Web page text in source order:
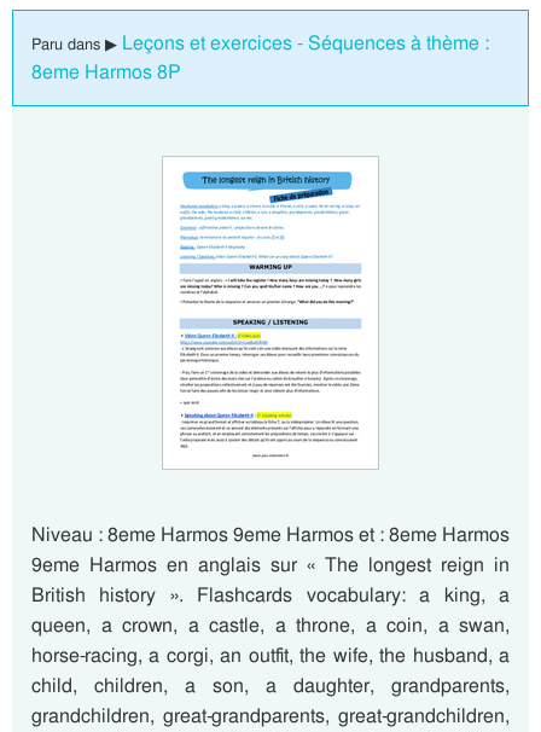
Paru dans ▶ Leçons et exercices - Séquences à thème :
8eme Harmos 8P
Niveau : 8eme Harmos 9eme Harmos et : 8eme Harmos
9eme Harmos en anglais sur « The longest reign in
British history ». Flashcards vocabulary: a king, a
queen, a crown, a castle, a throne, a coin, a swan,
horse-racing, a corgi, an outfit, the wife, the husband, a
child, children, a son, a daughter, grandparents,
grandchildren, great-grandparents, great-grandchildren,